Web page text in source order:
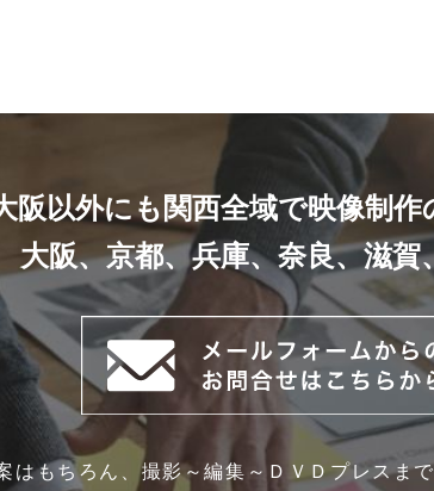
阪以外にも関西全域で映像制作
大阪、京都、兵庫、奈良、滋賀
はもちろん、撮影～編集～ＤＶＤプレスま